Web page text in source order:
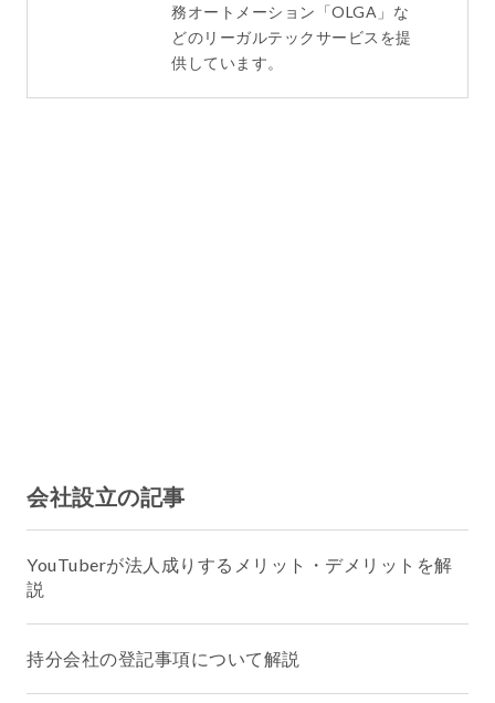
務オートメーション「OLGA」な
どのリーガルテックサービスを提
供しています。
会社設立の記事
YouTuberが法人成りするメリット・デメリットを解
説
持分会社の登記事項について解説